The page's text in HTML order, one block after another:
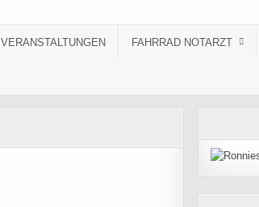
VERANSTALTUNGEN FAHRRAD NOTARZT